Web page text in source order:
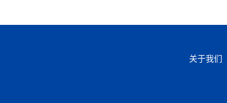
关于我们